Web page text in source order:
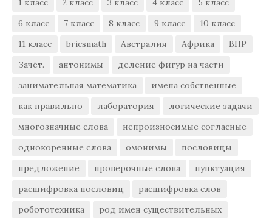
1 класс 2 класс 3 класс 4 класс
5 класс
6 класс
7 класс 8 класс 9 класс
10 класс
11 класс
bricsmath Австралия Африка
ВПР
Зачёт.
антонимы
деление фигур на части
занимательная математика
имена собственные
как правильно
лаборатория
логические задачи
многозначные слова
непроизносимые согласные
однокоренные слова
омонимы
пословицы
предложение
проверочные слова
пунктуация
расшифровка пословиц
расшифровка слов
робототехника
род имен существительных